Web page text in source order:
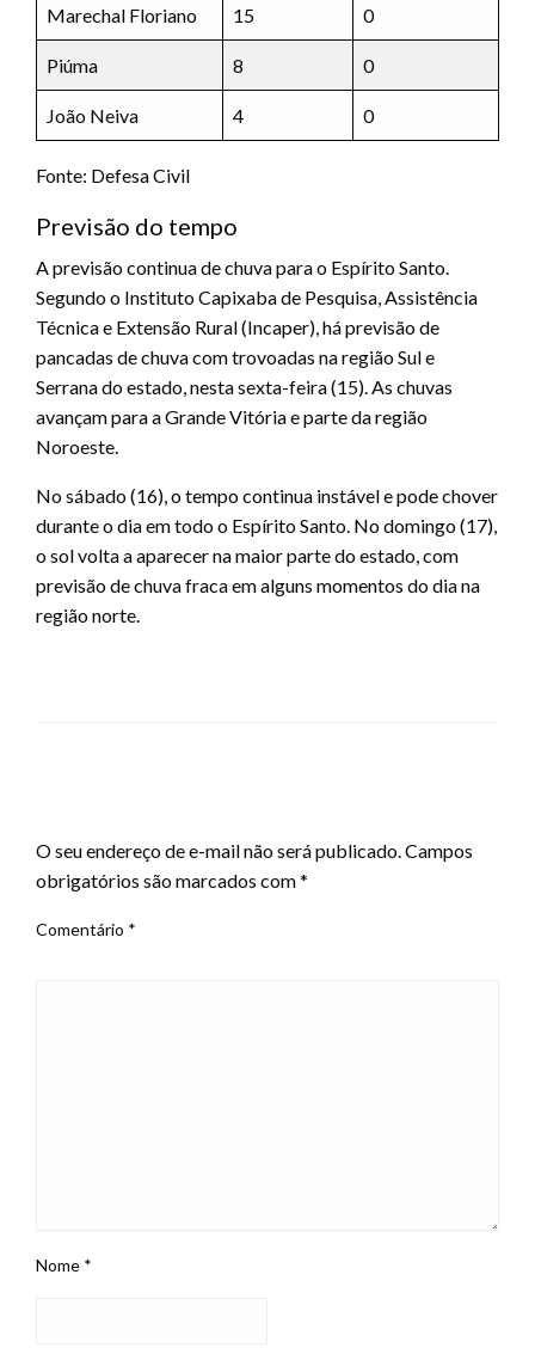
Marechal Floriano 15 0
Piúma 8 0
João Neiva 4 0
Fonte: Defesa Civil
Previsão do tempo
A previsão continua de chuva para o Espírito Santo.
Segundo o Instituto Capixaba de Pesquisa, Assistência
Técnica e Extensão Rural (Incaper), há previsão de
pancadas de chuva com trovoadas na região Sul e
Serrana do estado, nesta sexta-feira (15). As chuvas
avançam para a Grande Vitória e parte da região
Noroeste.
No sábado (16), o tempo continua instável e pode chover
durante o dia em todo o Espírito Santo. No domingo (17),
o sol volta a aparecer na maior parte do estado, com
previsão de chuva fraca em alguns momentos do dia na
região norte.
O seu endereço de e-mail não será publicado.Campos
obrigatórios são marcados com*
Comentário *
Nome *